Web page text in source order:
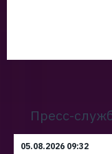
Пресс-
05.08.2026 09:32